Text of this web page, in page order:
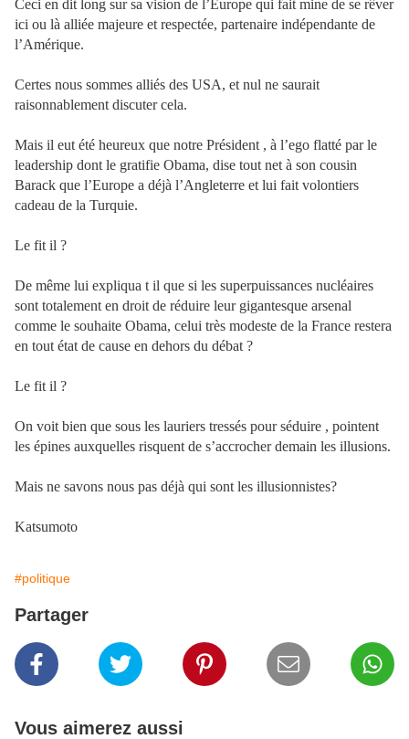
Ceci en dit long sur sa vision de l’Europe qui fait mine de se rêver
ici ou là alliée majeure et respectée, partenaire indépendante de
l’Amérique.
Certes nous sommes alliés des USA, et nul ne saurait
raisonnablement discuter cela.
Mais il eut été heureux que notre Président , à l’ego flatté par le
leadership dont le gratifie Obama, dise tout net à son cousin
Barack que l’Europe a déjà l’Angleterre et lui fait volontiers
cadeau de la Turquie.
Le fit il ?
De même lui expliqua t il que si les superpuissances nucléaires
sont totalement en droit de réduire leur gigantesque arsenal
comme le souhaite Obama, celui très modeste de la France restera
en tout état de cause en dehors du débat ?
Le fit il ?
On voit bien que sous les lauriers tressés pour séduire , pointent
les épines auxquelles risquent de s’accrocher demain les illusions.
Mais ne savons nous pas déjà qui sont les illusionnistes?
Katsumoto
#politique
Partager
Vous aimerez aussi